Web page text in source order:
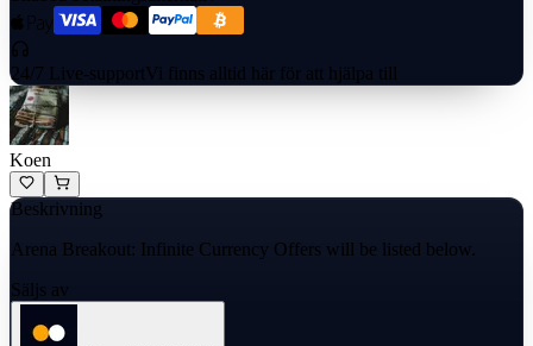
24/7 Live-supportVi finns alltid här för att hjälpa till
Koen
Beskrivning
Arena Breakout: Infinite Currency Offers will be listed below.
Säljs av